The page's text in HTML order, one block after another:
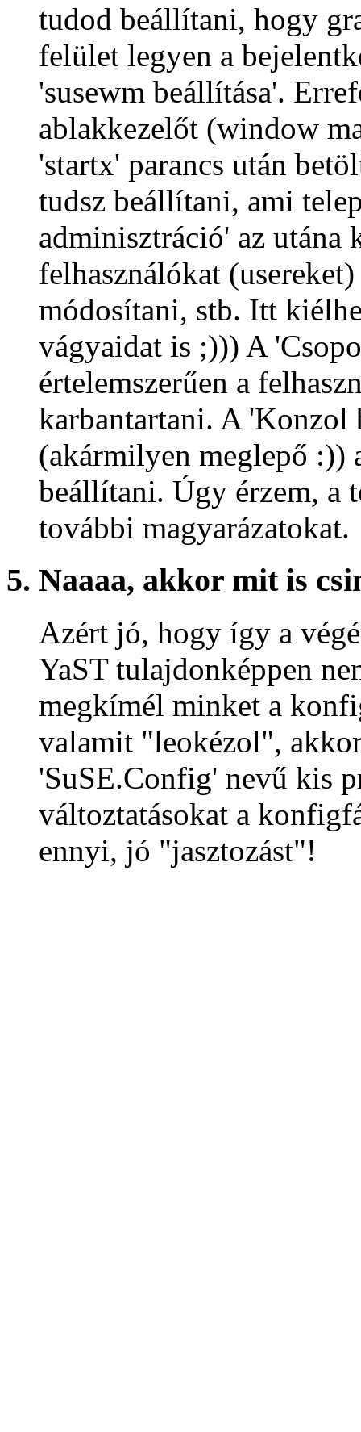
tudod beállítani, hogy
felület legyen a
'susewm beállítása'.
ablakkezelőt (window
'startx' parancs után
tudsz beállítani, ami
adminisztráció' az utána
felhasználókat
módosítani, stb. Itt
vágyaidat is ;))) A
értelemszerűen a
karbantartani. A 'Konzol
(akármilyen meglepő :))
beállítani. Úgy érzem, a
további magyarázatokat.
5. Naaaa, akkor mit is
Azért jó, hogy így a
YaST tulajdonképpen
megkímél minket a
valamit "leokézol",
'SuSE.Config' nevű kis
változtatásokat a
ennyi, jó "jasztozást"!